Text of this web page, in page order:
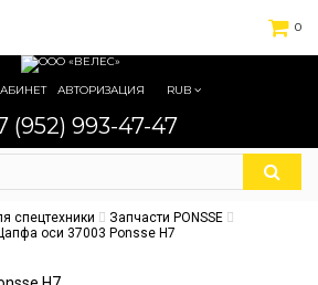
0
АВТОРИЗАЦИЯ RUB
(952) 993-47-47
спецтехники
Запчасти PONSSE
оси 37003 Ponsse H7